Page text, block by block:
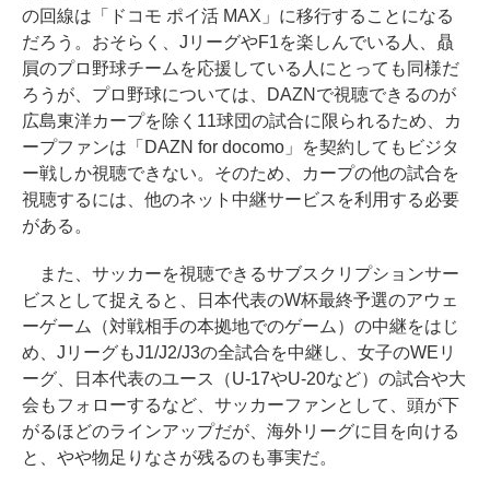
の回線は「ドコモ ポイ活 MAX」に移行することになる
だろう。おそらく、JリーグやF1を楽しんでいる人、贔
屓のプロ野球チームを応援している人にとっても同様だ
ろうが、プロ野球については、DAZNで視聴できるのが
広島東洋カープを除く11球団の試合に限られるため、カ
ープファンは「DAZN for docomo」を契約してもビジタ
ー戦しか視聴できない。そのため、カープの他の試合を
視聴するには、他のネット中継サービスを利用する必要
がある。
また、サッカーを視聴できるサブスクリプションサー
ビスとして捉えると、日本代表のW杯最終予選のアウェ
ーゲーム（対戦相手の本拠地でのゲーム）の中継をはじ
め、JリーグもJ1/J2/J3の全試合を中継し、女子のWEリ
ーグ、日本代表のユース（U-17やU-20など）の試合や大
会もフォローするなど、サッカーファンとして、頭が下
がるほどのラインアップだが、海外リーグに目を向ける
と、やや物足りなさが残るのも事実だ。